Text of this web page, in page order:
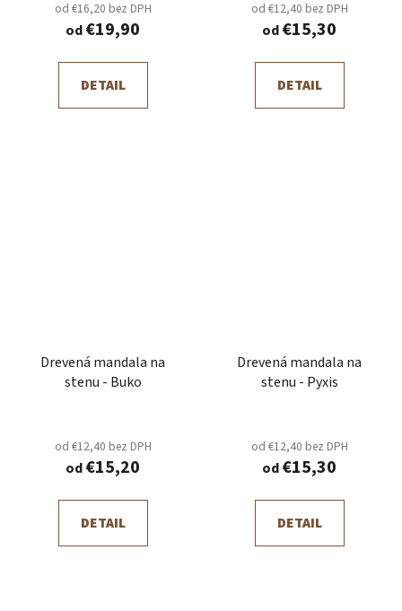
od €16,20 bez DPH
od€19,90
DETAIL
od €12,40 bez DPH
od€15,30
DETAIL
Drevená mandala na
stenu - Buko
od €12,40 bez DPH
od€15,20
DETAIL
Drevená mandala na
stenu - Pyxis
od €12,40 bez DPH
od€15,30
DETAIL